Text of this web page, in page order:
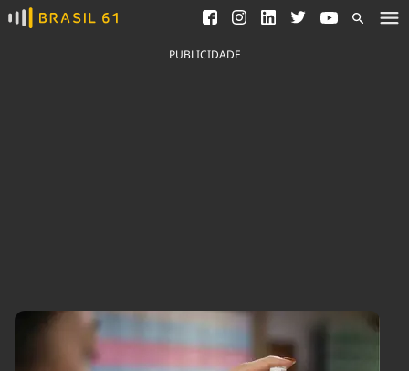
Ver todas as notícias
Saneamento
Indicadores
Comportamento
Meio Ambiente
Podcast
PUBLICIDADE